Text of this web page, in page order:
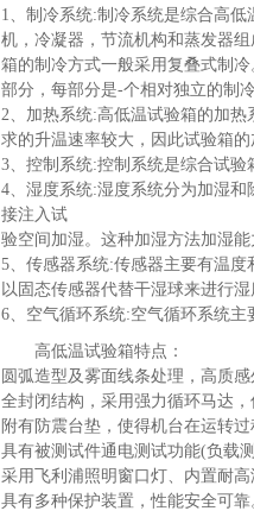
1、制冷系统:制冷系统是综合高
机，冷凝器，节流机构和蒸发器
箱的制冷方式一般采用复叠式制
部分，每部分是-个相对独立的制
2、加热系统:高低温试验箱的加
求的升温速率较大，因此试验箱
3、控制系统:控制系统是综合试
4、湿度系统:湿度系统分为加湿
接注入试
验空间加湿。这种加湿方法加湿
5、传感器系统:传感器主要有温
以固态传感器代替干湿球来进行
6、空气循环系统:空气循环系统
高低温试验箱特点：
圆弧造型及雾面线条处理，高质
全封闭结构，采用强力循环马达
附有防震台垫，使得机台在运转
具有被测试件通电测试功能(负载
采用飞利浦照明窗口灯、内置耐
具有多种保护装置，性能安全可靠